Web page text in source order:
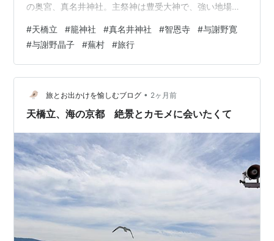
の奥宮、真名井神社。主祭神は豊受大神で、強い地場エ
ゃ） 奥宮 真名井神社（まないじんじゃ） 智恩寺（ちお
んじ） 天橋立 散策へ 日本三景碑 与謝野寛、晶子の歌碑
知恵の松 雲井の松 名水百選 磯清水 天橋立神社 蕪村の句
碑 お土産と特急はしだて 籠神社（このじんじゃ） 籠神
社（古称 吉佐宮 よさのみや） 御祭神 彦火明命（ひこほ
あかりのみこ…
#天橋立 #籠神社 #真名井神社 #智恩寺 #与謝野寛
#与謝野晶子 #蕪村 #旅行
旅とお出かけを愉しむブログ • 2ヶ月前
天橋立、海の京都 絶景とカモメに会いたくて